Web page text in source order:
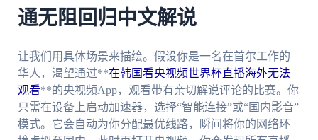
通无阻回归中文解说
让我们用具体场景来描绘。假设你是一名在首尔工作的
华人，渴望通过**在韩国看央视频世界杯直播海外无法
观看**的央视频App，观看带有亲切解说评论的比赛。你
只需在设备上启动加速器，选择“智能连接”或“国内影音”
模式。它会自动为你分配最优线路，瞬间将你的网络环